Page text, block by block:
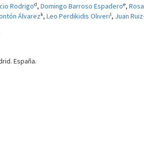
Rodrigod, Domingo Barroso Espaderoe,
Álvarezk, Leo Perdikidis Oliveril, Juan
España.